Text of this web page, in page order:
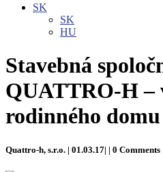
SK
SK
HU
Stavebná
QUATTRO-H –
rodinného domu
Quattro-h, s.r.o. | 01.03.17| | 0 Comments